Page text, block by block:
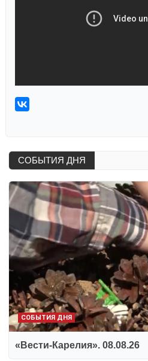
СОБЫТИЯ ДНЯ
СОБЫТИЯ ДНЯ
«Вести-Карелия». 08.08.26